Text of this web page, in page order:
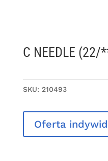
C NEEDLE
SKU: 210493
Oferta